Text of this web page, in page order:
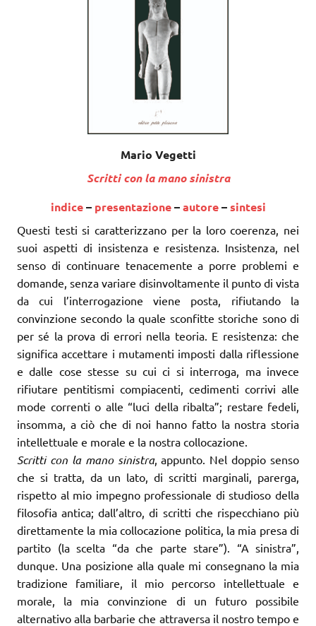
Mario Vegetti
Scritti con la mano sinistra
indice– presentazione–autore–sintesi
Questi testi si caratterizzano per la loro coerenza, nei
suoi aspetti di insistenza e resistenza. Insistenza, nel
senso di continuare tenacemente a porre problemi e
domande, senza variare disinvoltamente il punto di vista
da cui l’interrogazione viene posta, rifiutando la
convinzione secondo la quale sconfitte storiche sono di
per sé la prova di errori nella teoria. E resistenza: che
significa accettare i mutamenti imposti dalla riflessione
e dalle cose stesse su cui ci si interroga, ma invece
rifiutare pentitismi compiacenti, cedimenti corrivi alle
mode correnti o alle “luci della ribalta”; restare fedeli,
insomma, a ciò che di noi hanno fatto la nostra storia
intellettuale e morale e la nostra collocazione.
Scritti con la mano sinistra, appunto. Nel doppio senso
che si tratta, da un lato, di scritti marginali, parerga,
rispetto al mio impegno professionale di studioso della
filosofia antica; dall’altro, di scritti che rispecchiano più
direttamente la mia collocazione politica, la mia presa di
partito (la scelta “da che parte stare”). “A sinistra”,
dunque. Una posizione alla quale mi consegnano la mia
tradizione familiare, il mio percorso intellettuale e
morale, la mia convinzione di un futuro possibile
alternativo alla barbarie che attraversa il nostro tempo e